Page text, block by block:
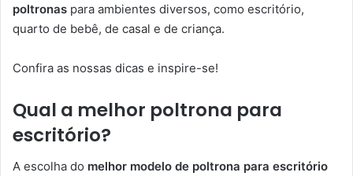
poltronas para ambientes diversos, como escritório,
quarto de bebê, de casal e de criança.
Confira as nossas dicas e inspire-se!
Qual a melhor poltrona para
escritório?
A escolha do melhor modelo de poltrona para escritório